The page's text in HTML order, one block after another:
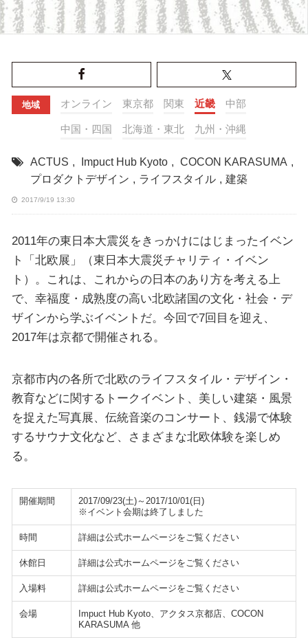
地域 オンライン 東京都 関東 近畿 中部
中国・四国 北海道・東北 九州・沖縄
ACTUS , Impuct Hub Kyoto , COCON KARASUMA ,
プロダクトデザイン , ライフスタイル , 建築
2017/9/19 13:30
2011年の東日本大震災をきっかけにはじまったイベン
ト「北欧展」（東日本大震災チャリティ・イベン
ト）。これは、これからの日本のあり方を考える上
で、幸福度・成熟度の高い北欧諸国の文化・社会・デ
ザインから学ぶイベントだ。今回で7回目を迎え、
2017年は京都で開催される。
京都市内の各所で北欧のライフスタイル・デザイン・
教育などに関するトークイベント、美しい建築・風景
を捉えた写真展、伝統音楽のコンサート、銭湯で体験
するサウナ文化など、さまざまな北欧体験を楽しめ
る。
開催期間
2017/09/23(土)～2017/10/01(日)
※イベント会期は終了しました
時間 詳細は公式ホームページをご覧ください
休館日 詳細は公式ホームページをご覧ください
入場料 詳細は公式ホームページをご覧ください
会場
Impuct Hub Kyoto、アクタス京都店、COCON
KARASUMA 他